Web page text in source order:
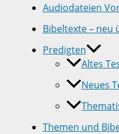
Audiodateien
Bibeltexte – neu
Predigten
Altes
Neues
Themen und